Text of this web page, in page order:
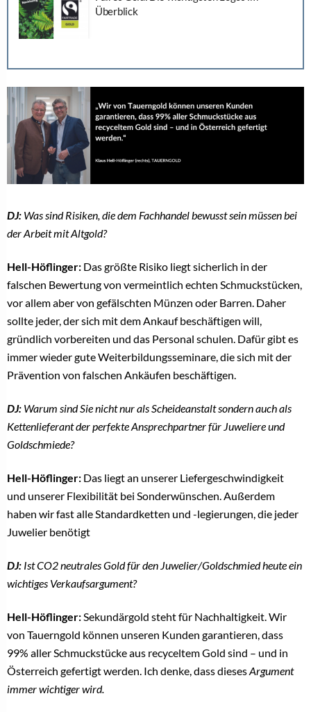
Überblick
DJ: Was sind Risiken, die dem Fachhandel bewusst sein müssen bei
der Arbeit mit Altgold?
Hell-Höflinger: Das größte Risiko liegt sicherlich in der
falschen Bewertung von vermeintlich echten Schmuckstücken,
vor allem aber von gefälschten Münzen oder Barren. Daher
sollte jeder, der sich mit dem Ankauf beschäftigen will,
gründlich vorbereiten und das Personal schulen. Dafür gibt es
immer wieder gute Weiterbildungsseminare, die sich mit der
Prävention von falschen Ankäufen beschäftigen.
DJ: Warum sind Sie nicht nur als Scheideanstalt sondern auch als
Kettenlieferant der perfekte Ansprechpartner für Juweliere und
Goldschmiede?
Hell-Höflinger: Das liegt an unserer Liefergeschwindigkeit
und unserer Flexibilität bei Sonderwünschen. Außerdem
haben wir fast alle Standardketten und -legierungen, die jeder
Juwelier benötigt
DJ: Ist CO2 neutrales Gold für den Juwelier/Goldschmied heute ein
wichtiges Verkaufsargument?
Hell-Höflinger: Sekundärgold steht für Nachhaltigkeit. Wir
von Tauerngold können unseren Kunden garantieren, dass
99% aller Schmuckstücke aus recyceltem Gold sind – und in
Österreich gefertigt werden. Ich denke, dass diesesArgument
immer wichtiger wird.